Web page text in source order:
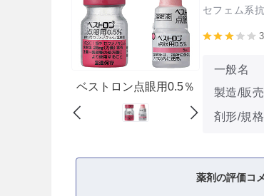
ベストロン点眼用0.5％
セフェム系
一般名
製造/販売
剤形/規格
薬剤の評価コ